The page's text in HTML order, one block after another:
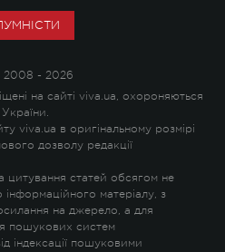
2008 - 2026
на сайті viva.ua, охороняються
viva.ua в оригінальному розмірі
дозволу редакції
цитування статей обсягом не
матеріалу, з
на джерело, а для
пошукових систем
індексації пошуковими